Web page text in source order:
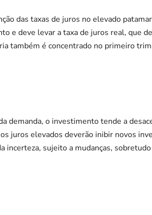
das taxas de juros no elevado
e deve levar a taxa de juros real, que
também é concentrado no primeiro
demanda, o investimento tende a
juros elevados deverão inibir novos
incerteza, sujeito a mudanças,